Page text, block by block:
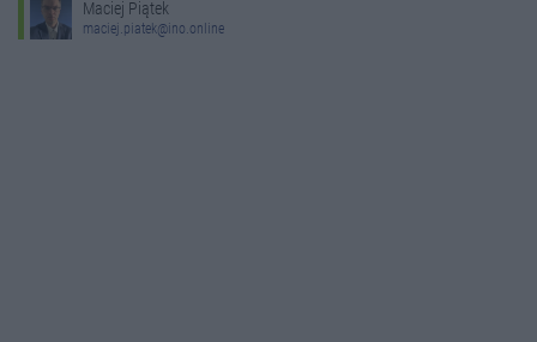
Maciej Piątek
maciej.piatek@ino.online